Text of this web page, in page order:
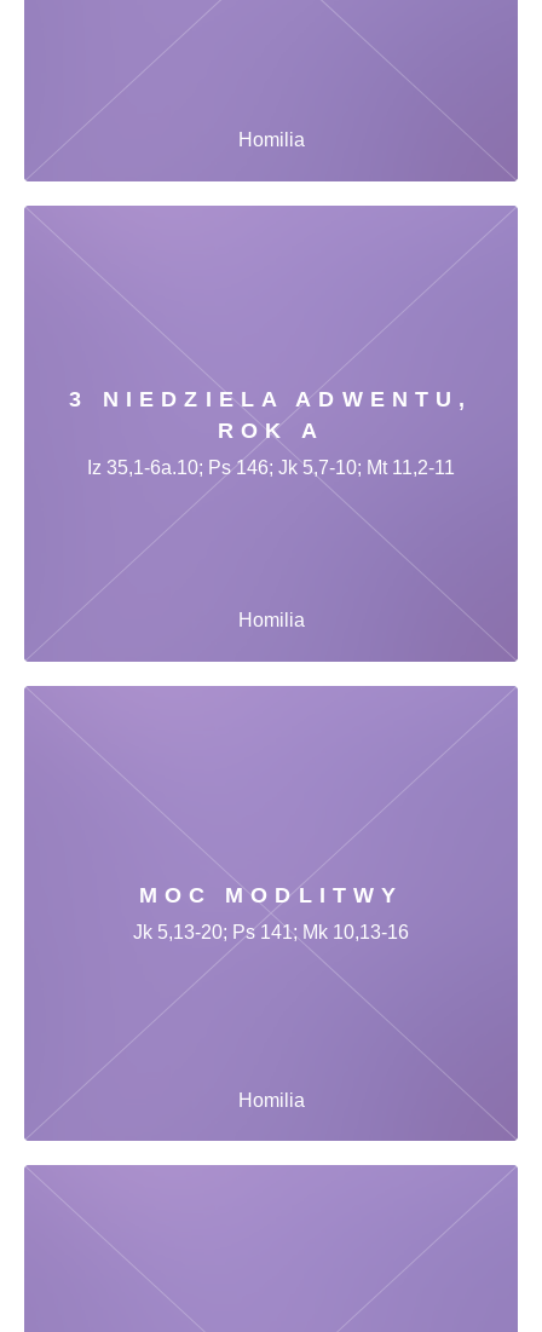
Homilia
3 NIEDZIELA ADWENTU,
ROK A
Homilia
Iz 35,1-6a.10; Ps 146; Jk 5,7-10; Mt 11,2-11
MOC MODLITWY
Homilia
Jk 5,13-20; Ps 141; Mk 10,13-16